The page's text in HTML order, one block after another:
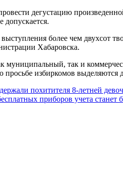
дегустацию
допускается.
более чем двухсот
Хабаровска.
муниципальный, так и
просьбе избиркомов
похитителя 8-летней
приборов учета станет